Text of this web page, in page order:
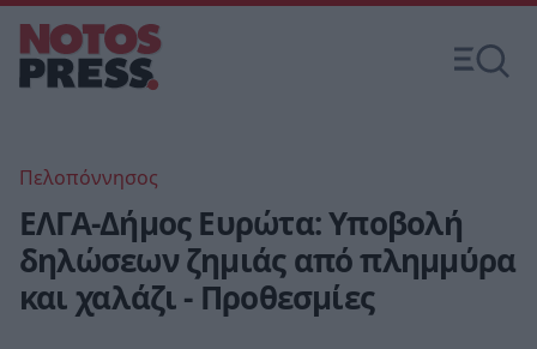
Πελοπόννησος
ΕΛΓΑ-Δήμος Ευρώτα: Υποβολή
δηλώσεων ζημιάς από πλημμύρα
και χαλάζι - Προθεσμίες